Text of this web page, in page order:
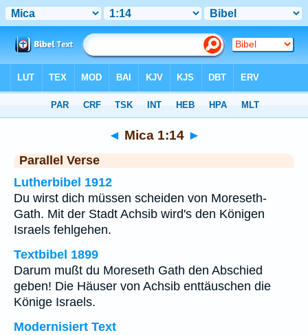
◄ Mica 1:14 ►
Parallel Verse
Lutherbibel 1912
Du wirst dich müssen scheiden von Moreseth-
Gath. Mit der Stadt Achsib wird's den Königen
Israels fehlgehen.
Textbibel 1899
Darum mußt du Moreseth Gath den Abschied
geben! Die Häuser von Achsib enttäuschen die
Könige Israels.
Modernisiert Text